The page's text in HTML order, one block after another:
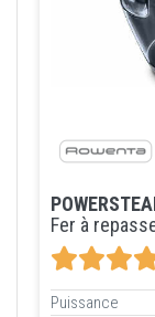
Fer à
Puissance